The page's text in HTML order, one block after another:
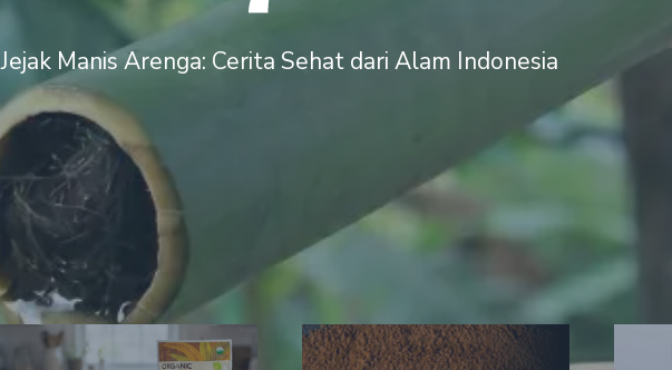
Jejak Manis Arenga: Cerita Sehat dari Alam Indonesia